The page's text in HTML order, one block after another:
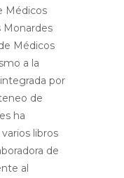
Médicos
Monardes
Médicos
a la
por
de
ha
libros
de
al